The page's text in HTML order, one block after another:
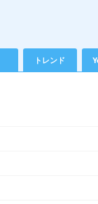
トレンド